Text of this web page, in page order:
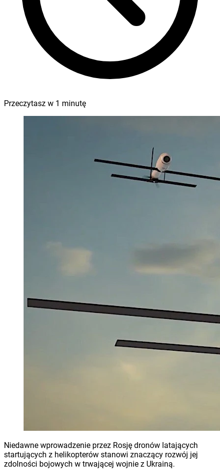
Przeczytasz w 1 minutę
Niedawne wprowadzenie przez Rosję dronów latających
startujących z helikopterów stanowi znaczący rozwój jej
zdolności bojowych w trwającej wojnie z Ukrainą.